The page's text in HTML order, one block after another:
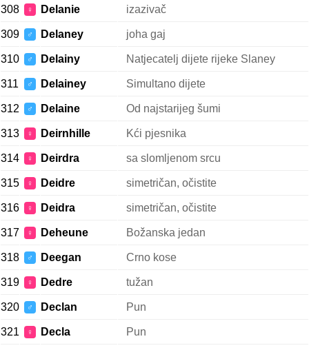
308 ♀ Delanie izazivač
309 ♂ Delaney joha gaj
310 ♂ Delainy Natjecatelj dijete rijeke Slaney
311 ♂ Delainey Simultano dijete
312 ♂ Delaine Od najstarijeg šumi
313 ♀ Deirnhille Kći pjesnika
314 ♀ Deirdra sa slomljenom srcu
315 ♀ Deidre simetričan, očistite
316 ♀ Deidra simetričan, očistite
317 ♀ Deheune Božanska jedan
318 ♂ Deegan Crno kose
319 ♀ Dedre tužan
320 ♂ Declan Pun
321 ♀ Decla Pun